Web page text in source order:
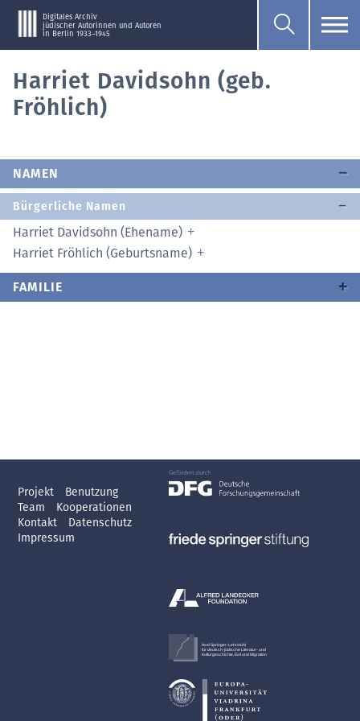
Digitales Archiv
jüdischer Autorinnen und Autoren
in Berlin 1933–1945
Harriet Davidsohn (geb.
Fröhlich)
NAMEN
Bürgerliche Namen
Harriet Davidsohn (Ehename)
Harriet Fröhlich (Geburtsname)
FAMILIE
Projekt
Benutzung
Team
Kooperationen
Kontakt
Datenschutz
Impressum
Axel Springer-Lehrstuhl
für deutsch-jüdische Literatur- und
Kulturgeschichte, Exil und Migration